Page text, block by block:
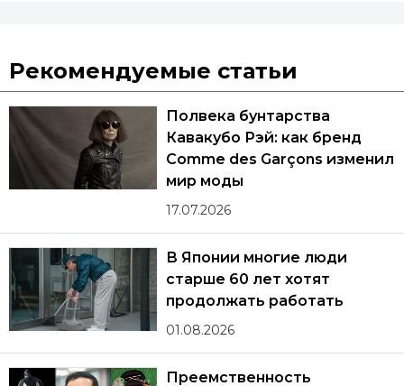
Рекомендуемые статьи
Полвека бунтарства
Кавакубо Рэй: как бренд
Comme des Garçons изменил
мир моды
17.07.2026
В Японии многие люди
старше 60 лет хотят
продолжать работать
01.08.2026
Преемственность